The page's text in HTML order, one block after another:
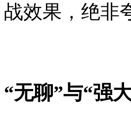
战效果，绝非
“无聊”与“强